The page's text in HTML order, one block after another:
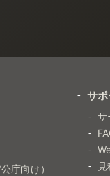
庁向け）
サポ
サ